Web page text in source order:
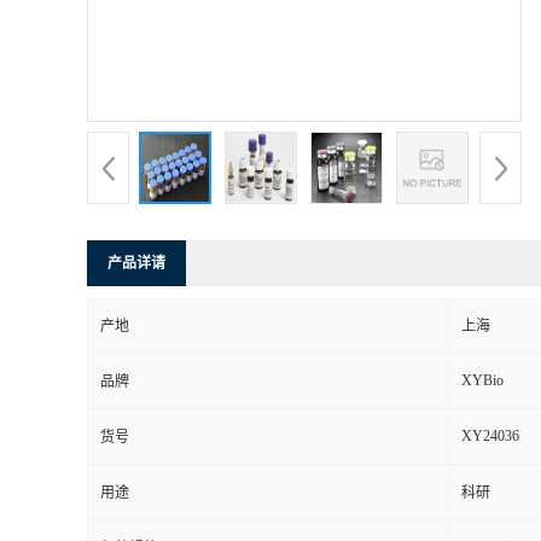
产品详请
产地 上海
品牌 XYBio
货号 XY24036
用途 科研